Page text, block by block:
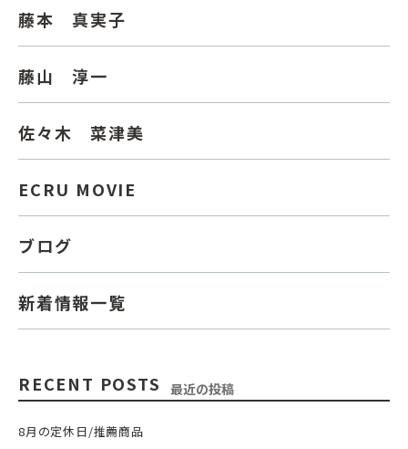
藤本 真実子
藤山 淳一
佐々木 菜津美
ECRU MOVIE
ブログ
新着情報一覧
RECENT POSTS 最近の投稿
8月の定休日/推薦商品